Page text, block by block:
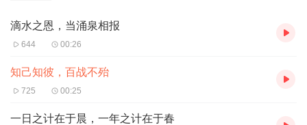
滴水之恩，当涌泉相报
644 00:26
知己知彼，百战不殆
725 00:25
一日之计在于晨，一年之计在于春